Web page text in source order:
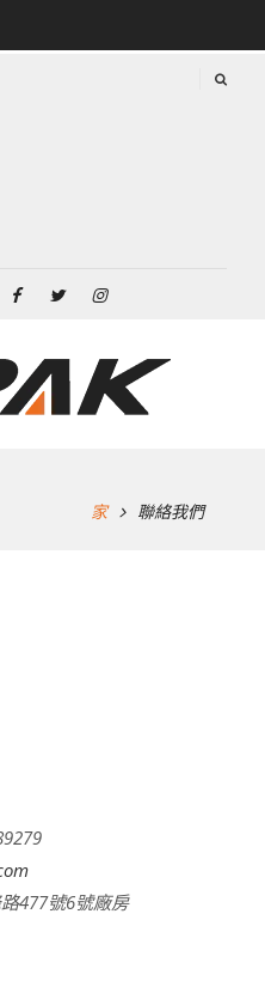
家 聯絡我們
477號6號廠房